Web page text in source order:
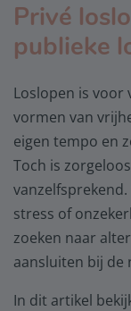
Privé
publieke
Loslopen is voor
vormen van
eigen tempo en
Toch is
stress of
zoeken naar
aansluiten bij de
In dit artikel